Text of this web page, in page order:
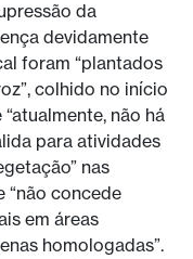
da
devidamente
foram “plantados
colhido no início
não há
para atividades
nas
“não concede
em áreas
homologadas”.